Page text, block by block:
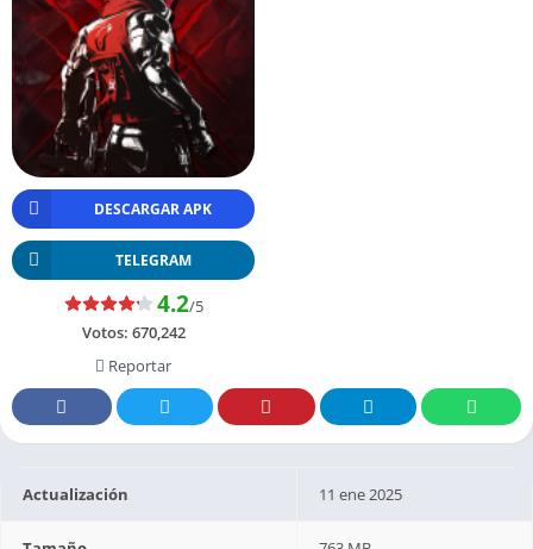
DESCARGAR APK
TELEGRAM
4.2/5
Votos: 670,242
Reportar
Actualización 11 ene 2025